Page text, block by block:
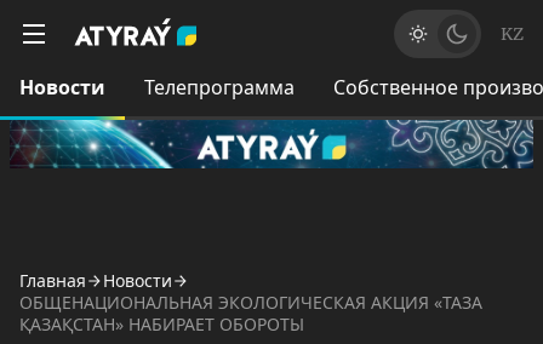
KZ
Новости Телепрограмма Собственное
Главная
Новости
ОБЩЕНАЦИОНАЛЬНАЯ ЭКОЛОГИЧЕСКАЯ АКЦИЯ «ТАЗА
ҚАЗАҚСТАН» НАБИРАЕТ ОБОРОТЫ